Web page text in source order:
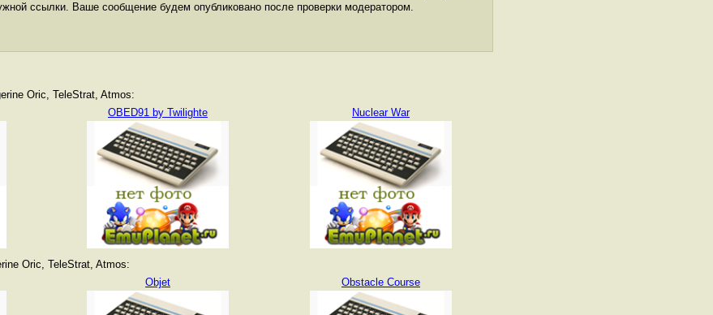
ссылки. Ваше сообщение будем опубликовано после проверки модератором.
Oric, TeleStrat, Atmos:
OBED91 by Twilighte Nuclear War
Oric, TeleStrat, Atmos:
Objet Obstacle Course